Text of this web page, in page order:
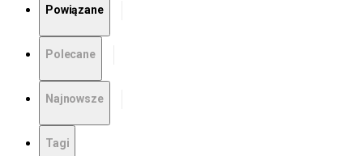
Powiązane
Polecane
Najnowsze
Tagi